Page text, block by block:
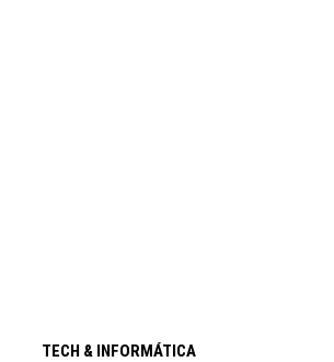
TECH & INFORMÁTICA